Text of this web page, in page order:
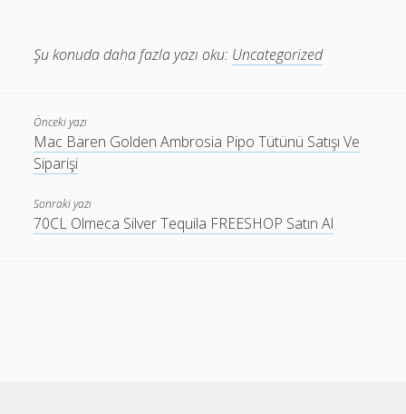
Şu konuda daha fazla yazı oku: Uncategorized
Önceki yazı
Mac Baren Golden Ambrosia Pipo Tütünü Satışı Ve
Siparişi
Sonraki yazı
70CL Olmeca Silver Tequila FREESHOP Satın Al